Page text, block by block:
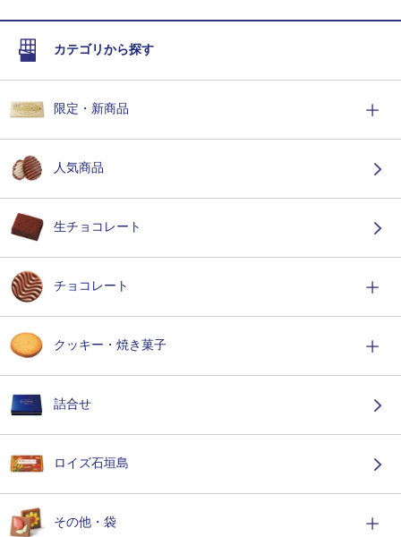
カテゴリから探す
限定・新商品
人気商品
生チョコレート
チョコレート
クッキー・焼き菓子
詰合せ
ロイズ石垣島
その他・袋